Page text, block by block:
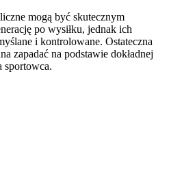
mogą być skutecznym
po wysiłku, jednak ich
i kontrolowane. Ostateczna
zapadać na podstawie dokładnej
sportowca.